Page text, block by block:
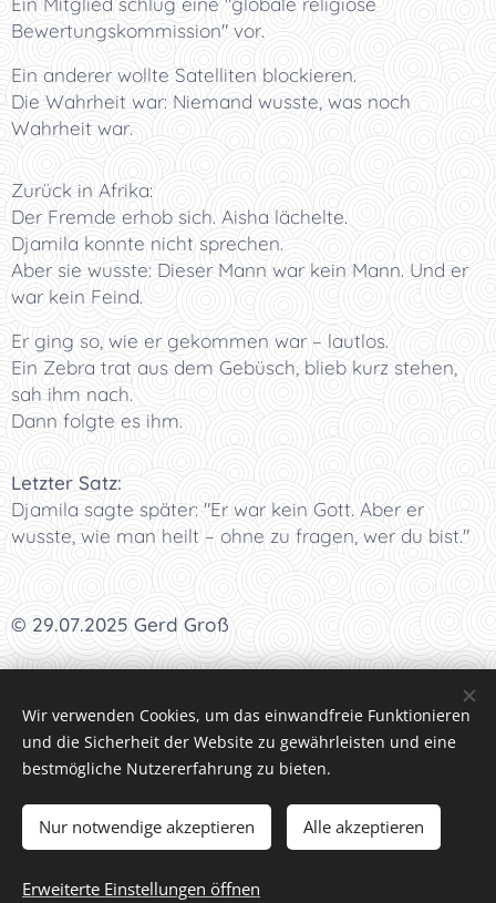
Bewertungskommission" vor.
Ein anderer wollte Satelliten blockieren.
Die Wahrheit war: Niemand wusste, was noch
Wahrheit war.
Zurück in Afrika:
Der Fremde erhob sich. Aisha lächelte.
Djamila konnte nicht sprechen.
Aber sie wusste: Dieser Mann war kein Mann. Und er
war kein Feind.
Er ging so, wie er gekommen war – lautlos.
Ein Zebra trat aus dem Gebüsch, blieb kurz stehen,
sah ihm nach.
Dann folgte es ihm.
Letzter Satz:
Djamila sagte später: "Er war kein Gott. Aber er
wusste, wie man heilt – ohne zu fragen, wer du bist."
© 29.07.2025 Gerd Groß
Bilder und Text © Gerd Groß, Interesse an Text oder Bild,
Cookies
Wir verwenden Cookies, um das einwandfreie Funktionieren
und die Sicherheit der Website zu gewährleisten und eine
bestmögliche Nutzererfahrung zu bieten.
Nur notwendige akzeptieren Alle akzeptieren
Erweiterte Einstellungen öffnen